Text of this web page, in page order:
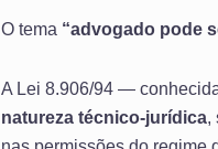
O tema “advogado pode
A Lei 8.906/94 —
natureza técnico-jurídica,